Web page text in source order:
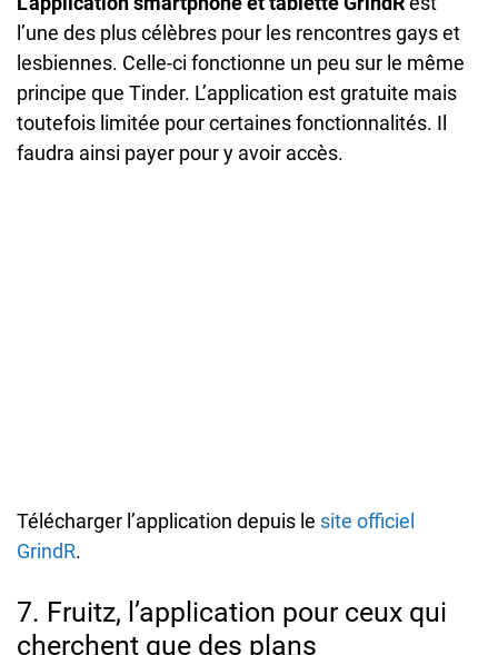
l’une des plus célèbres pour les rencontres gays et
lesbiennes. Celle-ci fonctionne un peu sur le même
principe que Tinder. L’application est gratuite mais
toutefois limitée pour certaines fonctionnalités. Il
faudra ainsi payer pour y avoir accès.
Télécharger l’application depuis le site officiel
GrindR.
7. Fruitz, l’application pour ceux qui
cherchent que des plans